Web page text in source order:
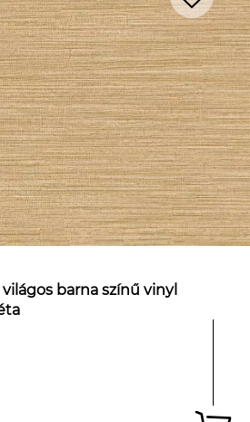
barna színű vinyl